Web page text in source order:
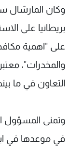
وكان المارشال
بريطانيا على
على "اهمية
والمخدرات"،
التعاون في ما
وتمنى المسؤول
في موعدها في